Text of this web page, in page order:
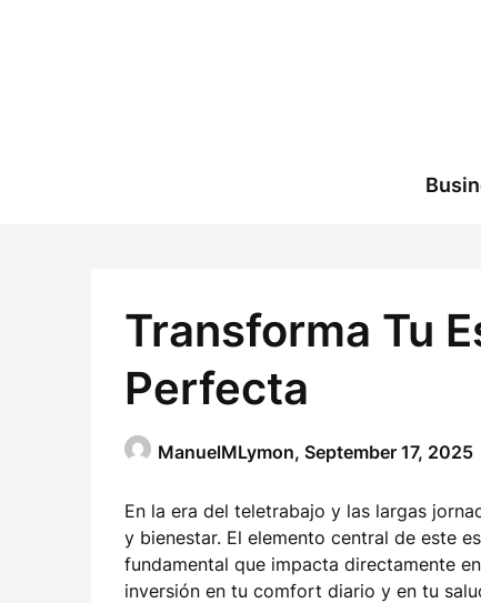
Transforma Tu
Perfecta
ManuelMLymon, September 17, 2025
En la era del teletrabajo y las largas
y bienestar. El elemento central de este
fundamental que impacta directamente
inversión en tu comfort diario y en tu